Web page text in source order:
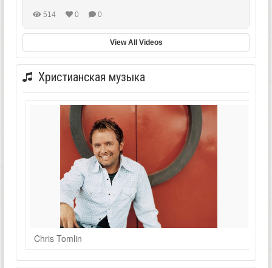
514 0 0
View All Videos
Христианская музыка
Chris Tomlin